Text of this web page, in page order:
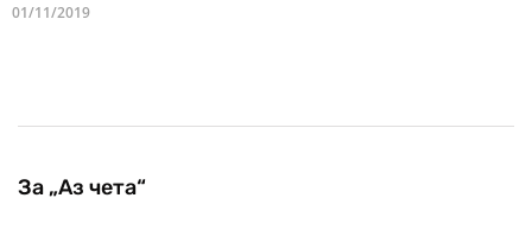
01/11/2019
За „Аз чета“